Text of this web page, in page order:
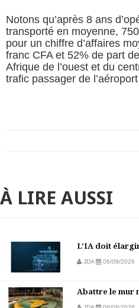
Notons qu’après 8 ans
transporté en moyenne,
pour un chiffre d’affaires
franc CFA et 52% de part
Afrique de l’ouest et du
trafic passager de l’aéroport
À LIRE AUSSI
L’IA doit
JDA 06/08/2026
Abattre le mur